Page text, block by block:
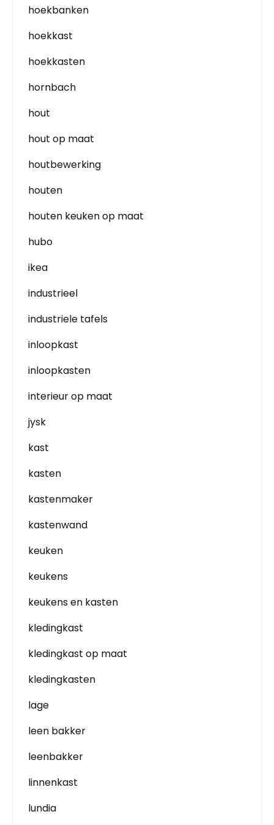
hoekbanken
hoekkast
hoekkasten
hornbach
hout
hout op maat
houtbewerking
houten
houten keuken op maat
hubo
ikea
industrieel
industriele tafels
inloopkast
inloopkasten
interieur op maat
jysk
kast
kasten
kastenmaker
kastenwand
keuken
keukens
keukens en kasten
kledingkast
kledingkast op maat
kledingkasten
lage
leen bakker
leenbakker
linnenkast
lundia